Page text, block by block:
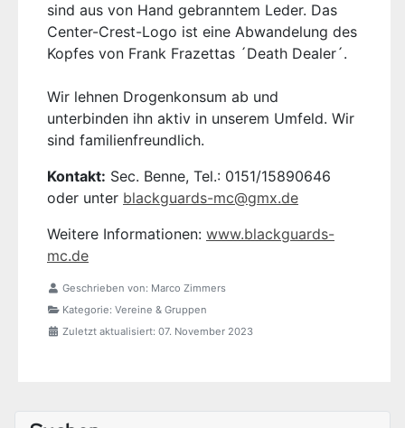
sind aus von Hand gebranntem Leder. Das
Center-Crest-Logo ist eine Abwandelung des
Kopfes von Frank Frazettas ´Death Dealer´.
Wir lehnen Drogenkonsum ab und
unterbinden ihn aktiv in unserem Umfeld. Wir
sind familienfreundlich.
Kontakt: Sec. Benne, Tel.: 0151/15890646
oder unter blackguards-mc@gmx.de
Weitere Informationen: www.blackguards-
mc.de
Geschrieben von: Marco Zimmers
Kategorie: Vereine & Gruppen
Zuletzt aktualisiert: 07. November 2023